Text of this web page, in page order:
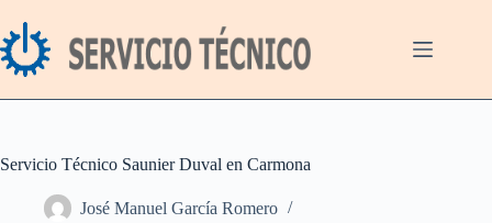
al
contenido
Servicio Técnico Saunier Duval en Carmona
José Manuel García Romero